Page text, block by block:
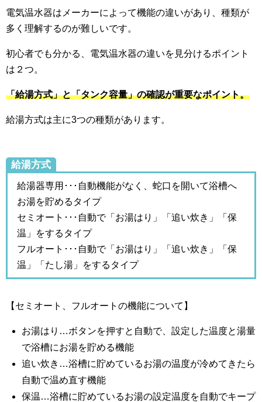
電気温水器はメーカーによって機能の違いがあり、種類が
多く理解するのが難しいです。
初心者でも分かる、電気温水器の違いを見分けるポイント
は２つ。
「給湯方式」と「タンク容量」の確認が重要なポイント。
給湯方式は主に3つの種類があります。
給湯方式
給湯器専用･･･自動機能がなく、蛇口を開いて浴槽へ
お湯を貯めるタイプ
セミオート･･･自動で「お湯はり」「追い炊き」「保
温」をするタイプ
フルオート･･･自動で「お湯はり」「追い炊き」「保
温」「たし湯」をするタイプ
【セミオート、フルオートの機能について】
お湯はり…ボタンを押すと自動で、設定した温度と湯量
で浴槽にお湯を貯める機能
追い炊き…浴槽に貯めているお湯の温度が冷めてきたら
自動で温め直す機能
保温…浴槽に貯めているお湯の設定温度を自動でキープ